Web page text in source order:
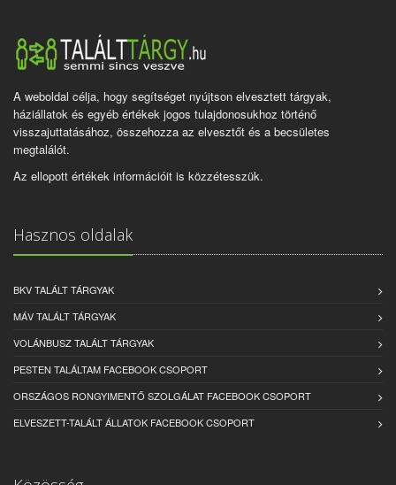
A weboldal célja, hogy segítséget nyújtson elvesztett tárgyak,
háziállatok és egyéb értékek jogos tulajdonosukhoz történő
visszajuttatásához, összehozza az elvesztőt és a becsületes
megtalálót.
Az ellopott értékek információit is közzétesszük.
Hasznos oldalak
BKV TALÁLT TÁRGYAK
MÁV TALÁLT TÁRGYAK
VOLÁNBUSZ TALÁLT TÁRGYAK
PESTEN TALÁLTAM FACEBOOK CSOPORT
ORSZÁGOS RONGYIMENTŐ SZOLGÁLAT FACEBOOK CSOPORT
ELVESZETT-TALÁLT ÁLLATOK FACEBOOK CSOPORT